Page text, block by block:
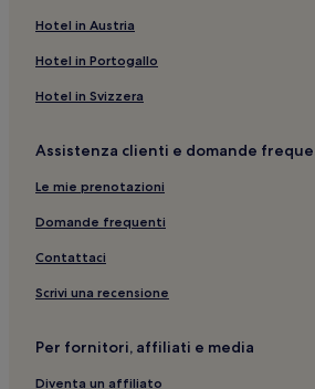
Via Giulia: Boutique hotel nelle
Fontana dei Quattro Fiumi: hotel nelle
Corso Vittorio Emanuele II: B&B
vicinanze
Via del Tritone: Inn
Hotel in Austria
Hotel in Portogallo
Hotel in Svizzera
Assistenza clienti e domande
Le mie prenotazioni
Domande frequenti
Contattaci
Scrivi una recensione
Per fornitori, affiliati e media
Diventa un affiliato